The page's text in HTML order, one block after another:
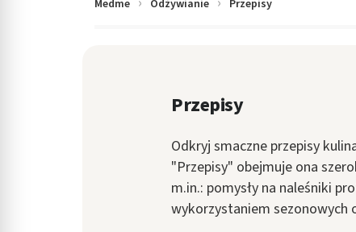
Medme Odżywianie Przepisy
Przepisy
Odkryj smaczne przepisy
"Przepisy" obejmuje ona
m.in.: pomysły na naleśniki
wykorzystaniem sezonowych